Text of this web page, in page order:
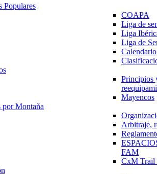
Populares
COAPA
Liga de
Liga
Liga de
Calendario
Principios
Mayencos
por Montaña
Arbitraje,
FAM
CxM